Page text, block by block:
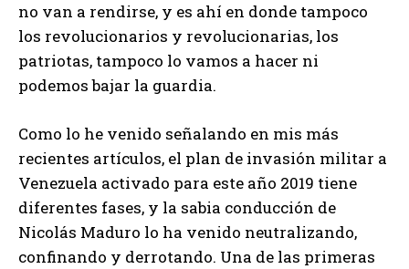
no van a rendirse, y es ahí en donde tampoco
los revolucionarios y revolucionarias, los
patriotas, tampoco lo vamos a hacer ni
podemos bajar la guardia.
Como lo he venido señalando en mis más
recientes artículos, el plan de invasión militar a
Venezuela activado para este año 2019 tiene
diferentes fases, y la sabia conducción de
Nicolás Maduro lo ha venido neutralizando,
confinando y derrotando. Una de las primeras